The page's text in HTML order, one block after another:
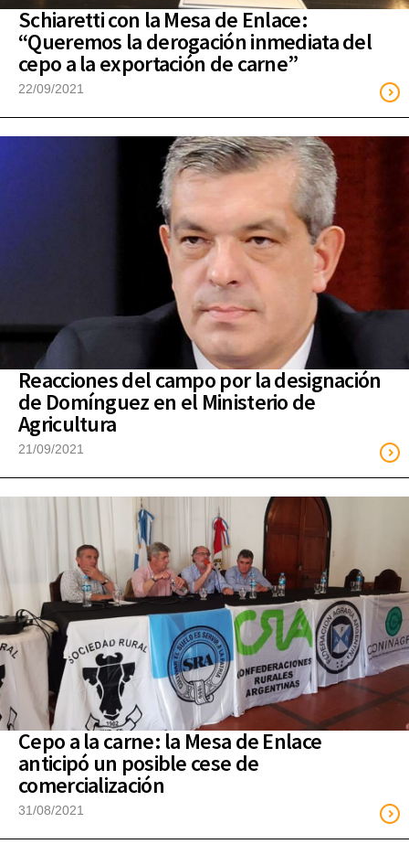
Schiaretti con la Mesa de Enlace:
“Queremos la derogación inmediata del
cepo a la exportación de carne”
22/09/2021
Reacciones del campo por la designación
de Domínguez en el Ministerio de
Agricultura
21/09/2021
Cepo a la carne: la Mesa de Enlace
anticipó un posible cese de
comercialización
31/08/2021